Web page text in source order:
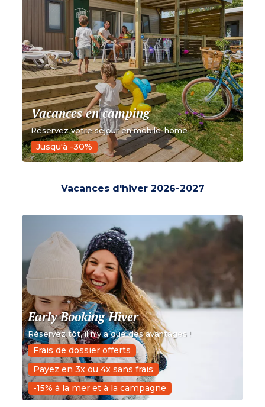
Vacances en camping
Réservez votre séjour en mobile-home
Jusqu'à -30%
Vacances d'hiver 2026-2027
Early Booking Hiver
Réservez tôt, il n'y a que des avantages !
Frais de dossier offerts
Payez en 3x ou 4x sans frais
-15% à la mer et à la campagne